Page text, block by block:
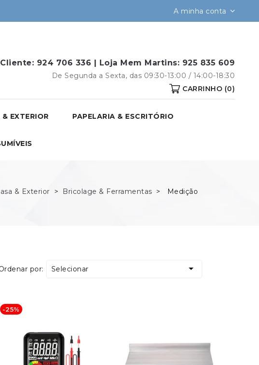
A minha conta
924 706 336 | Loja Mem Martins: 925 835 609
De Segunda a Sexta, das 09:30-13:00 / 14:00-18:30
CARRINHO (0)
EXTERIOR PAPELARIA & ESCRITÓRIO
& Exterior Bricolage & Ferramentas Medição
por: Selecionar 
-25%